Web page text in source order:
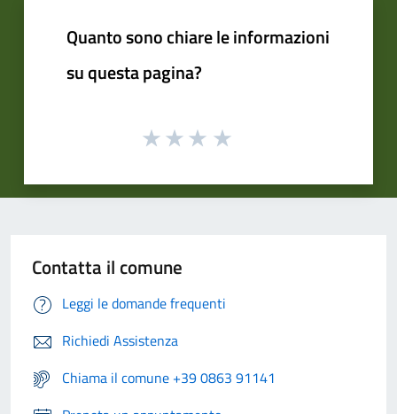
Quanto sono chiare le informazioni
su questa pagina?
Contatta il comune
Leggi le domande frequenti
Richiedi Assistenza
Chiama il comune +39 0863 91141